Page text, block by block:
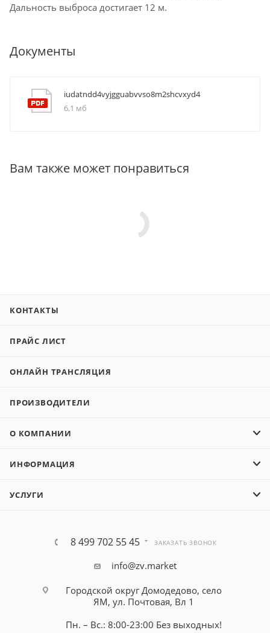
Дальность выброса достигает 12 м.
Документы
iudatndd4vyjgguabvvso8m2shcvxyd4
6,1 мб
Вам также может понравиться
КОНТАКТЫ
ПРАЙС ЛИСТ
ОНЛАЙН ТРАНСЛЯЦИЯ
ПРОИЗВОДИТЕЛИ
О КОМПАНИИ
ИНФОРМАЦИЯ
УСЛУГИ
8 499 702 55 45 ЗАКАЗАТЬ ЗВОНОК
info@zv.market
Городской округ Домодедово, село
ЯМ, ул. Почтовая, Вл 1
Пн. – Вс.: 8:00-23:00 Без выходных!